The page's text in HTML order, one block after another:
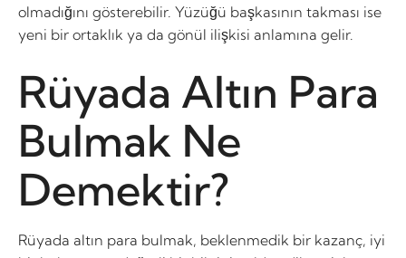
olmadığını gösterebilir. Yüzüğü başkasının takması ise
yeni bir ortaklık ya da gönül ilişkisi anlamına gelir.
Rüyada Altın Para
Bulmak Ne
Demektir?
Rüyada altın para bulmak, beklenmedik bir kazanç, iyi